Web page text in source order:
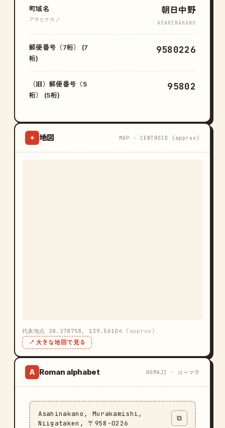
町域名
アサヒナカノ
朝日中野
ASAHINAKANO
郵便番号（7桁） (7
桁)
9580226
（旧）郵便番号（5
桁） (5桁)
95802
⌖ 地図 MAP · CENTROID (approx)
代表地点 38.278758, 139.56104 (approx)
↗ 大きな地図で見る
A Roman alphabet ROMAJI · ローマ字
Asahinakano, Murakamishi,
Niigataken, 〒958-0226
⧉